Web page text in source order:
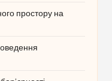
простору на